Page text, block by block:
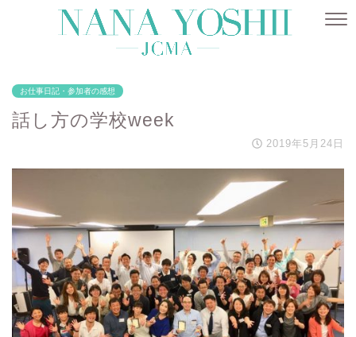
お仕事日記・参加者の感想
話し方の学校week
2019年5月24日